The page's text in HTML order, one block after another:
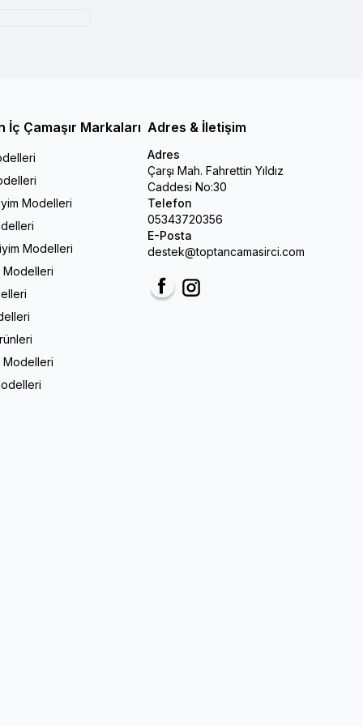
İç Çamaşır Markaları
Modelleri
Modelleri
Modelleri
Modelleri
Adres & İletişim
Adres
Çarşı Mah. Fahrettin Yıldız
Caddesi No:30
Telefon
05343720356
E-Posta
destek@toptancamasirci.com
FacebookInstagram